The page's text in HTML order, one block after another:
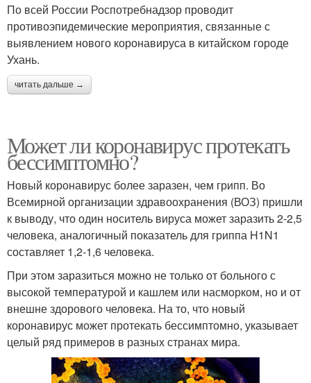
По всей России Роспотребнадзор проводит
противоэпидемические мероприятия, связанные с
выявлением нового коронавируса в китайском городе
Ухань.
читать дальше →
Может ли коронавирус протекать
бессимптомно?
Новый коронавирус более заразен, чем грипп. Во
Всемирной организации здравоохранения (ВОЗ) пришли
к выводу, что один носитель вируса может заразить 2-2,5
человека, аналогичный показатель для гриппа H1N1
составляет 1,2-1,6 человека.
При этом заразиться можно не только от больного с
высокой температурой и кашлем или насморком, но и от
внешне здорового человека. На то, что новый
коронавирус может протекать бессимптомно, указывает
целый ряд примеров в разных странах мира.